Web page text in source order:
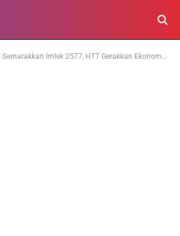
Semarakkan Imlek 2577, HTT Gerakkan Ekonomi UMKM melalui Bazar